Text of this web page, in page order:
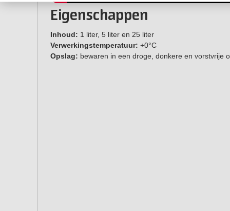
Eigenschappen
Inhoud: 1 liter, 5 liter en 25 liter
Verwerkingstemperatuur: +0°C
Opslag: bewaren in een droge, donkere en vorstvrije